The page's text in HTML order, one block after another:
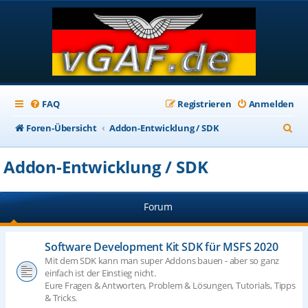
FAQ Anmelden
Registrieren
Foren-Übersicht
Addon-Entwicklung / SDK
u
Addon-Entwicklung / SDK
Forum
Software Development Kit SDK für MSFS 2020
Mit dem SDK kann man super Addons bauen - aber so ganz
einfach ist der Einstieg nicht.
Eure Fragen & Antworten, Problem & Lösungen, Tutorials, Tipps
& Tricks.